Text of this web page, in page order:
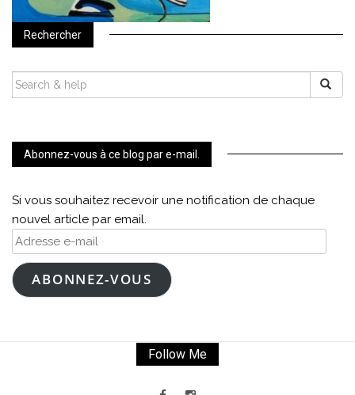
Rechercher
SEARCH
FOR:
Abonnez-vous à ce blog par e-mail.
Si vous souhaitez recevoir une notification de chaque
nouvel article par email.
Adresse
e-
mailABONNEZ-VOUS
Follow Me